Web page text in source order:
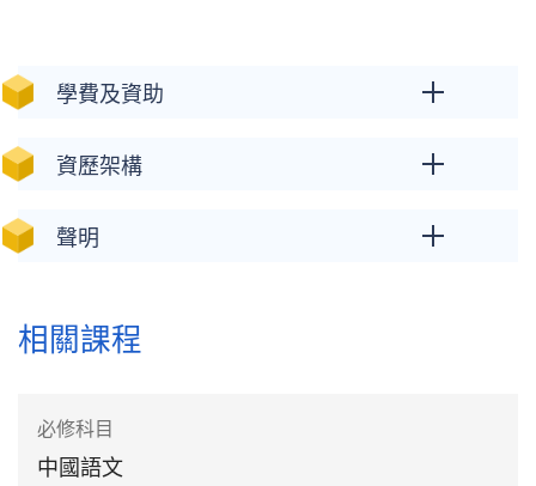
學費及資助
資歷架構
聲明
相關課程
必修科目
中國語文